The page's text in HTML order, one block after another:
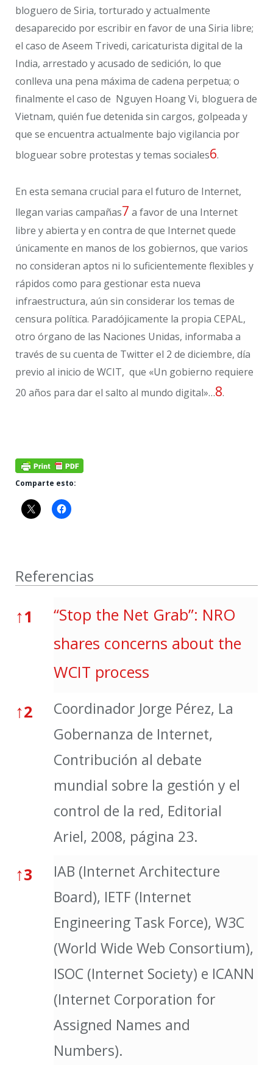
bloguero de Siria, torturado y actualmente
desaparecido por escribir en favor de una Siria libre;
el caso de Aseem Trivedi, caricaturista digital de la
India, arrestado y acusado de sedición, lo que
conlleva una pena máxima de cadena perpetua; o
finalmente el caso de Nguyen Hoang Vi, bloguera de
Vietnam, quién fue detenida sin cargos, golpeada y
que se encuentra actualmente bajo vigilancia por
bloguear sobre protestas y temas sociales6.
En esta semana crucial para el futuro de Internet,
llegan varias campañas7 a favor de una Internet
libre y abierta y en contra de que Internet quede
únicamente en manos de los gobiernos, que varios
no consideran aptos ni lo suficientemente flexibles y
rápidos como para gestionar esta nueva
infraestructura, aún sin considerar los temas de
censura política. Paradójicamente la propia CEPAL,
otro órgano de las Naciones Unidas, informaba a
través de su cuenta de Twitter el 2 de diciembre, día
previo al inicio de WCIT, que «Un gobierno requiere
20 años para dar el salto al mundo digital»…8.
Comparte esto:
Referencias
↑1
“Stop the Net Grab”: NRO
shares concerns about the
WCIT process
↑2
Coordinador Jorge Pérez, La
Gobernanza de Internet,
Contribución al debate
mundial sobre la gestión y el
control de la red, Editorial
Ariel, 2008, página 23.
↑3
IAB (Internet Architecture
Board), IETF (Internet
Engineering Task Force), W3C
(World Wide Web Consortium),
ISOC (Internet Society) e ICANN
(Internet Corporation for
Assigned Names and
Numbers).